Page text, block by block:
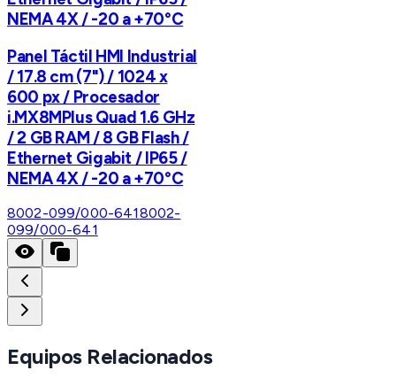
NEMA 4X / -20 a +70°C
Panel Táctil HMI Industrial
/ 17.8 cm (7") / 1024 x
600 px / Procesador
i.MX8MPlus Quad 1.6 GHz
/ 2 GB RAM / 8 GB Flash /
Ethernet Gigabit / IP65 /
NEMA 4X / -20 a +70°C
8002-099/000-6418002-
099/000-641
Equipos Relacionados